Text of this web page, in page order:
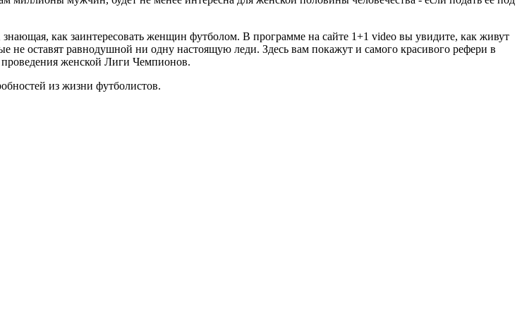
как заинтересовать женщин футболом. В программе на сайте 1+1 video вы увидите, как живут
не оставят равнодушной ни одну настоящую леди. Здесь вам покажут и самого красивого рефери в
женской Лиги Чемпионов.
из жизни футболистов.